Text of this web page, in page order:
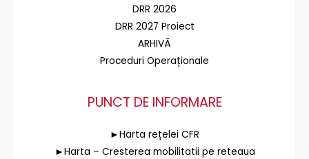
DRR 2026
DRR 2027 Proiect
ARHIVĂ
Proceduri Operaționale
PUNCT DE INFORMARE
►Harta rețelei CFR
►Harta – Cresterea mobilitatii pe reteaua